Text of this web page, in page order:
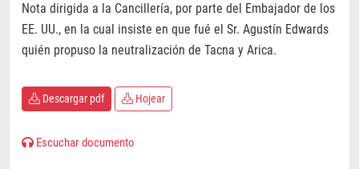
Nota dirigida a la Cancillería, por parte del Embajador de los
EE. UU., en la cual insiste en que fué el Sr. Agustín Edwards
quién propuso la neutralización de Tacna y Arica.
Descargar pdf Hojear
Escuchar documento